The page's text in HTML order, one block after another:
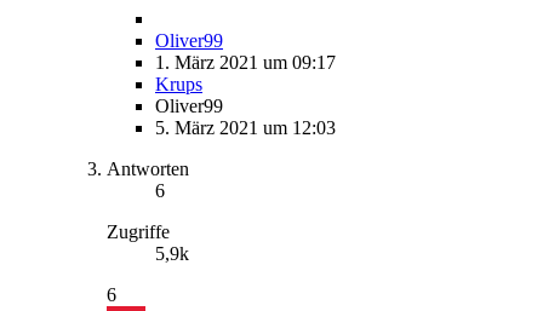
Oliver99
1. März 2021 um 09:17
Krups
Oliver99
5. März 2021 um 12:03
Antworten
6
Zugriffe
5,9k
6